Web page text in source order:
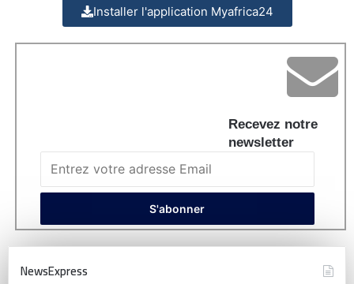
Installer l'application Myafrica24
Recevez notre
newsletter
NewsExpress